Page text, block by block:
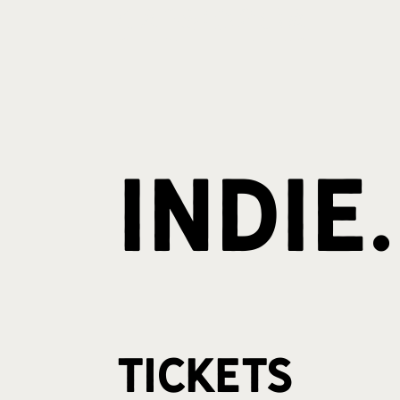
Tickets